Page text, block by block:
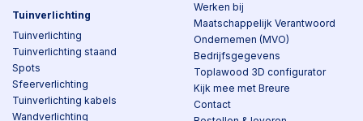
Tuinverlichting
Tuinverlichting
Tuinverlichting staand
Spots
Sfeerverlichting
Tuinverlichting kabels
Wandverlichting
Werken bij
Maatschappelijk Verantwoord
Ondernemen (MVO)
Bedrijfsgegevens
Toplawood 3D configurator
Kijk mee met Breure
Contact